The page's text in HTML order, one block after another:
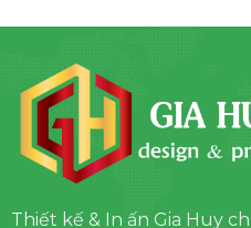
Thiết kế & In ấn Gia Huy